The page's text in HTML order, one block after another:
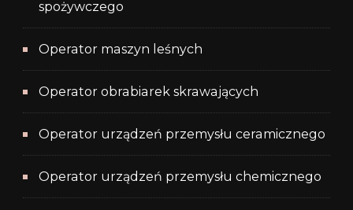
spożywczego
Operator maszyn leśnych
Operator obrabiarek skrawających
Operator urządzeń przemysłu ceramicznego
Operator urządzeń przemysłu chemicznego